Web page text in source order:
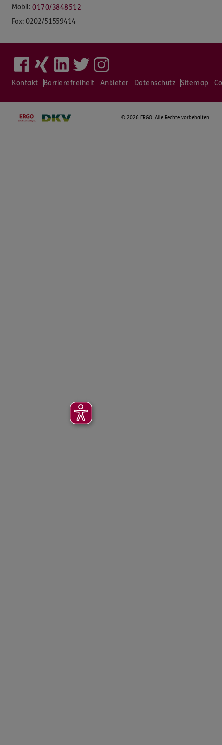
Mobil: 0170/3848512
Fax: 0202/51559414
Kontakt Barrierefreiheit Anbieter Datenschutz Sitemap
© 2026 ERGO. Alle Rechte vorbehalten.